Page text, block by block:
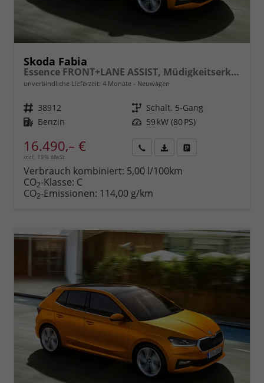
Skoda Fabia
Essence FRONT+LANE ASSIST, Müdigkeitserkennung, Lichtsensor, Speedlimiter, Bluetooth, eCall, Care Connect, uvm.
unverbindliche Lieferzeit: 4 Monate Neuwagen
Fahrzeugnr. 38912 Getriebe Schalt. 5-Gang
Kraftstoff Benzin Leistung 59 kW (80 PS)
16.490,– €
incl. 19% MwSt.
anfordern
Datei,
Verbrauch kombiniert: 5,00 l/100km
CO2-Klasse: C
CO2-Emissionen: 114,00 g/km